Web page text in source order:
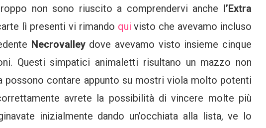
non sono riuscito a comprendervi anche l’Extra
lì presenti vi rimando qui visto che avevamo incluso
Necrovalleydove avevamo visto insieme cinque
Questi simpatici animaletti risultano un mazzo non
possono contare appunto su mostri viola molto potenti
avrete la possibilità di vincere molte più
inizialmente dando un’occhiata alla lista, ve lo